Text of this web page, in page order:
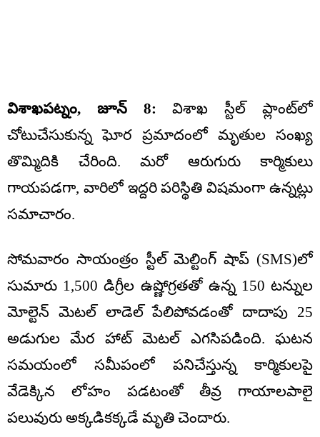
విశాఖపట్నం, జూన్ 8: విశాఖ స్టీల్ ప్లాంట్‌లో
చోటుచేసుకున్న ఘోర ప్రమాదంలో మృతుల సంఖ్య
తొమ్మిదికి చేరింది. మరో ఆరుగురు కార్మికులు
గాయపడగా, వారిలో ఇద్దరి పరిస్థితి విషమంగా ఉన్నట్లు
సమాచారం.
సోమవారం సాయంత్రం స్టీల్ మెల్టింగ్ షాప్ (SMS)లో
సుమారు 1,500 డిగ్రీల ఉష్ణోగ్రతతో ఉన్న 150 టన్నుల
మోల్టెన్ మెటల్ లాడెల్ పేలిపోవడంతో దాదాపు 25
అడుగుల మేర హాట్ మెటల్ ఎగసిపడింది. ఘటన
సమయంలో సమీపంలో పనిచేస్తున్న కార్మికులపై
వేడెక్కిన లోహం పడటంతో తీవ్ర గాయాలపాలై
పలువురు అక్కడికక్కడే మృతి చెందారు.